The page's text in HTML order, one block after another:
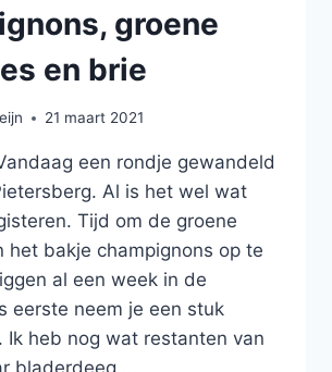
groene
en brie
21 maart 2021
een rondje gewandeld
Al is het wel wat
Tijd om de groene
het bakje champignons op te
al een week in de
eerste neem je een stuk
Ik heb nog wat restanten van